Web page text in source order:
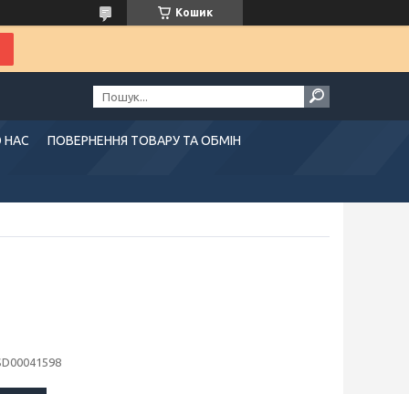
Кошик
НАС ПОВЕРНЕННЯ ТОВАРУ ТА ОБМІН